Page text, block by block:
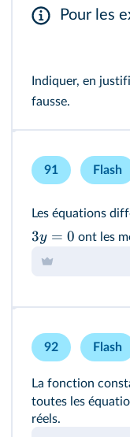
Pour les
Indiquer, en
fausse.
91 Flash
Les équations
3y = 0 ont les
92 Flash
La fonction
toutes les
réels.